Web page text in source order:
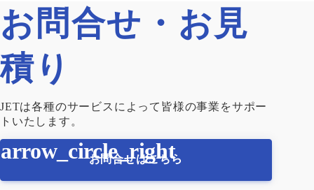
お問合せ・お見
積り
JETは各種のサービスによって皆様の事業をサポー
トいたします。
お問合せはこちら